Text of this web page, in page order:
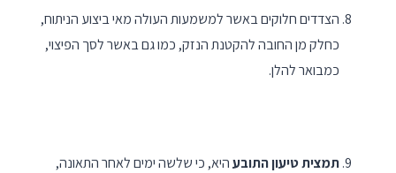
הצדדים חלוקים באשר למשמעות העולה מאי ביצוע הניתוח,
כחלק מן החובה להקטנת הנזק, כמו גם באשר לסך הפיצוי,
כמבואר להלן.
תמצית טיעון התובעהיא, כי שלשה ימים לאחר התאונה,